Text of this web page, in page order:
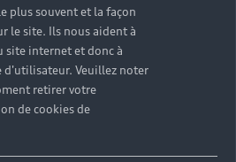
par modèle et par
plus souvent et la façon
le site. Ils nous aident à
site internet et donc à
d'utilisateur. Veuillez noter
retirer votre
de cookies de